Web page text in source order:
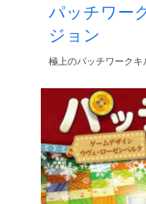
パッチワー
ジョン
極上のパッチワークキ